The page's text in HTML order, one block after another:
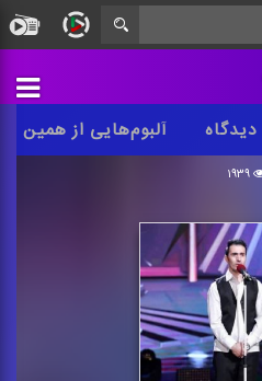
دیدگاه آلبوم‌هایی از همین
۱۹۳۹